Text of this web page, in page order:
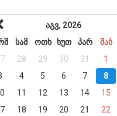
აგვ, 2026
სამ ოთხ ხუთ პარ შაბ
28 29 30 31 1
4 5 6 7 8
11 12 13 14 15
18 19 20 21 22